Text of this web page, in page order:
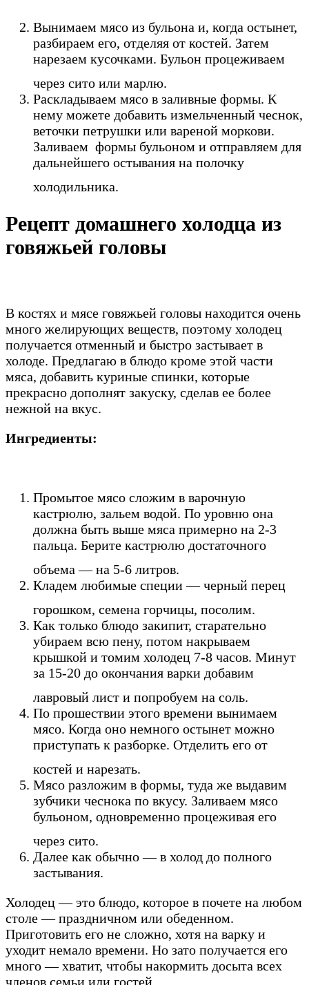
Вынимаем мясо из бульона и, когда остынет,
разбираем его, отделяя от костей. Затем
нарезаем кусочками. Бульон процеживаем
через сито или марлю.
Раскладываем мясо в заливные формы. К
нему можете добавить измельченный чеснок,
веточки петрушки или вареной моркови.
Заливаем формы бульоном и отправляем для
дальнейшего остывания на полочку
холодильника.
Рецепт домашнего холодца из
говяжьей головы
В костях и мясе говяжьей головы находится очень
много желирующих веществ, поэтому холодец
получается отменный и быстро застывает в
холоде. Предлагаю в блюдо кроме этой части
мяса, добавить куриные спинки, которые
прекрасно дополнят закуску, сделав ее более
нежной на вкус.
Ингредиенты:
Промытое мясо сложим в варочную
кастрюлю, зальем водой. По уровню она
должна быть выше мяса примерно на 2-3
пальца. Берите кастрюлю достаточного
объема — на 5-6 литров.
Кладем любимые специи — черный перец
горошком, семена горчицы, посолим.
Как только блюдо закипит, старательно
убираем всю пену, потом накрываем
крышкой и томим холодец 7-8 часов. Минут
за 15-20 до окончания варки добавим
лавровый лист и попробуем на соль.
По прошествии этого времени вынимаем
мясо. Когда оно немного остынет можно
приступать к разборке. Отделить его от
костей и нарезать.
Мясо разложим в формы, туда же выдавим
зубчики чеснока по вкусу. Заливаем мясо
бульоном, одновременно процеживая его
через сито.
Далее как обычно — в холод до полного
застывания.
Холодец — это блюдо, которое в почете на любом
столе — праздничном или обеденном.
Приготовить его не сложно, хотя на варку и
уходит немало времени. Но зато получается его
много — хватит, чтобы накормить досыта всех
членов семьи или гостей.